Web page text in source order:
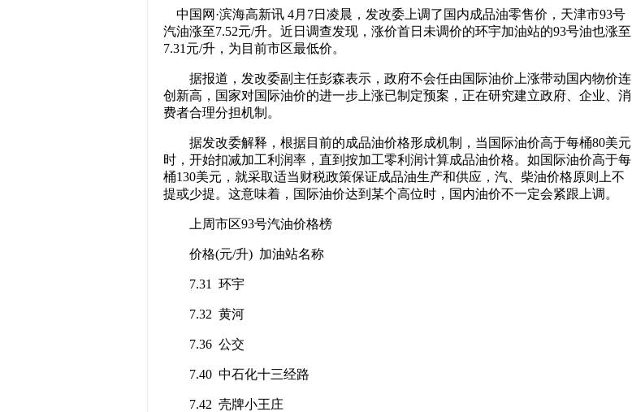
中国网·滨海高新讯 4月7日凌晨，发改委上调了国内成品油零售价，天津市93号
汽油涨至7.52元/升。近日调查发现，涨价首日未调价的环宇加油站的93号油也涨至
7.31元/升，为目前市区最低价。
据报道，发改委副主任彭森表示，政府不会任由国际油价上涨带动国内物价连
创新高，国家对国际油价的进一步上涨已制定预案，正在研究建立政府、企业、消
费者合理分担机制。
据发改委解释，根据目前的成品油价格形成机制，当国际油价高于每桶80美元
时，开始扣减加工利润率，直到按加工零利润计算成品油价格。如国际油价高于每
桶130美元，就采取适当财税政策保证成品油生产和供应，汽、柴油价格原则上不
提或少提。这意味着，国际油价达到某个高位时，国内油价不一定会紧跟上调。
上周市区93号汽油价格榜
价格(元/升) 加油站名称
7.31 环宇
7.32 黄河
7.36 公交
7.40 中石化十三经路
7.42 壳牌小王庄